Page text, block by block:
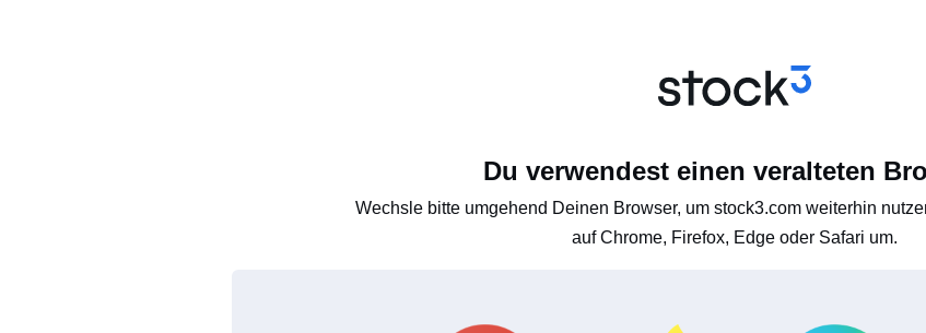
Du verwendest einen veralteten
Wechsle bitte umgehend Deinen Browser, um stock3.com weiterhin
auf Chrome, Firefox, Edge oder Safari um.